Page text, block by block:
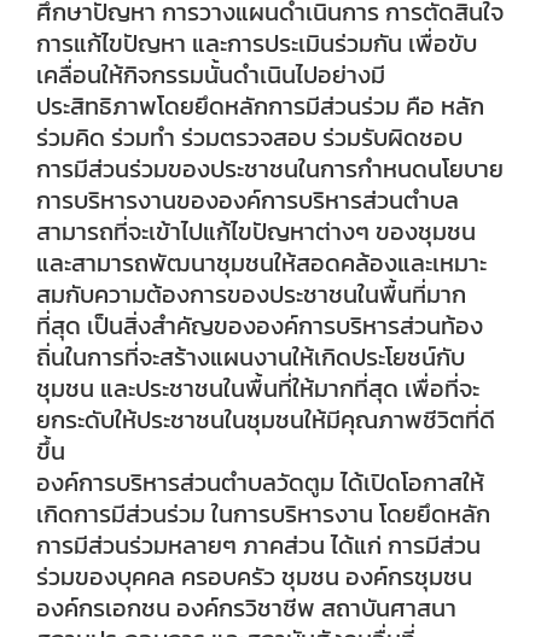
ศึกษาปัญหา การวางแผนดำเนินการ การตัดสินใจ
การแก้ไขปัญหา และการประเมินร่วมกัน เพื่อขับ
เคลื่อนให้กิจกรรมนั้นดำเนินไปอย่างมี
ประสิทธิภาพโดยยึดหลักการมีส่วนร่วม คือ หลัก
ร่วมคิด ร่วมทำ ร่วมตรวจสอบ ร่วมรับผิดชอบ
การมีส่วนร่วมของประชาชนในการกำหนดนโยบาย
การบริหารงานขององค์การบริหารส่วนตำบล
สามารถที่จะเข้าไปแก้ไขปัญหาต่างๆ ของชุมชน
และสามารถพัฒนาชุมชนให้สอดคล้องและเหมาะ
สมกับความต้องการของประชาชนในพื้นที่มาก
ที่สุด เป็นสิ่งสำคัญขององค์การบริหารส่วนท้อง
ถิ่นในการที่จะสร้างแผนงานให้เกิดประโยชน์กับ
ชุมชน และประชาชนในพื้นที่ให้มากที่สุด เพื่อที่จะ
ยกระดับให้ประชาชนในชุมชนให้มีคุณภาพชีวิตที่ดี
ขึ้น
องค์การบริหารส่วนตำบลวัดตูม ได้เปิดโอกาสให้
เกิดการมีส่วนร่วม ในการบริหารงาน โดยยึดหลัก
การมีส่วนร่วมหลายๆ ภาคส่วน ได้แก่ การมีส่วน
ร่วมของบุคคล ครอบครัว ชุมชน องค์กรชุมชน
องค์กรเอกชน องค์กรวิชาชีพ สถาบันศาสนา